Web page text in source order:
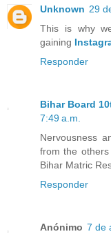
Unknown 29
This is why
gaining
Responder
Bihar Board
7:49 a.m.
Nervousness
from the
Bihar Matric
Responder
Anónimo 7 de